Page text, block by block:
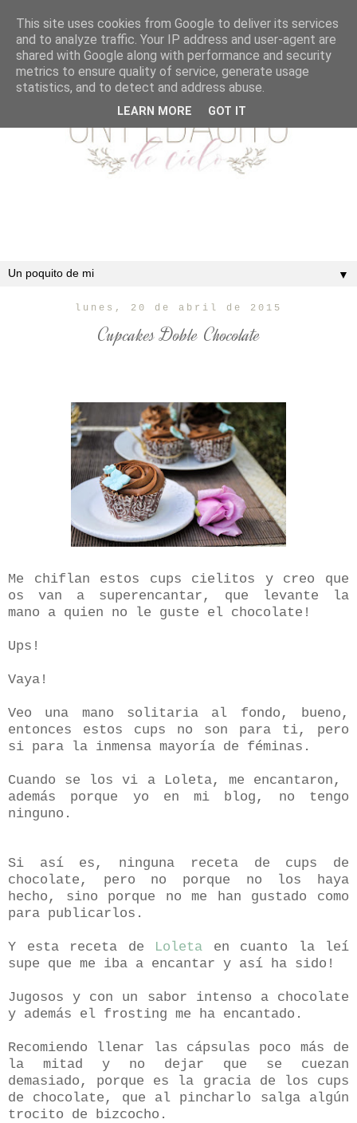
▼
lunes, 20 de abril de 2015
Cupcakes Doble Chocolate
Me chiflan estos cups cielitos y creo que
os van a superencantar, que levante la
mano a quien no le guste el chocolate!
Ups!
Vaya!
Veo una mano solitaria al fondo, bueno,
entonces estos cups no son para ti, pero
si para la inmensa mayoría de féminas.
Cuando se los vi a Loleta, me encantaron,
además porque yo en mi blog, no tengo
ninguno.
Si así es, ninguna receta de cups de
chocolate, pero no porque no los haya
hecho, sino porque no me han gustado como
para publicarlos.
Y esta receta de Loleta en cuanto la leí
supe que me iba a encantar y así ha sido!
Jugosos y con un sabor intenso a chocolate
y además el frosting me ha encantado.
Recomiendo llenar las cápsulas poco más de
la mitad y no dejar que se cuezan
demasiado, porque es la gracia de los cups
de chocolate, que al pincharlo salga algún
trocito de bizcocho.
This site uses cookies from Google to deliver its services
and to analyze traffic. Your IP address and user-agent are
shared with Google along with performance and security
metrics to ensure quality of service, generate usage
statistics, and to detect and address abuse.
LEARN MORE GOT IT